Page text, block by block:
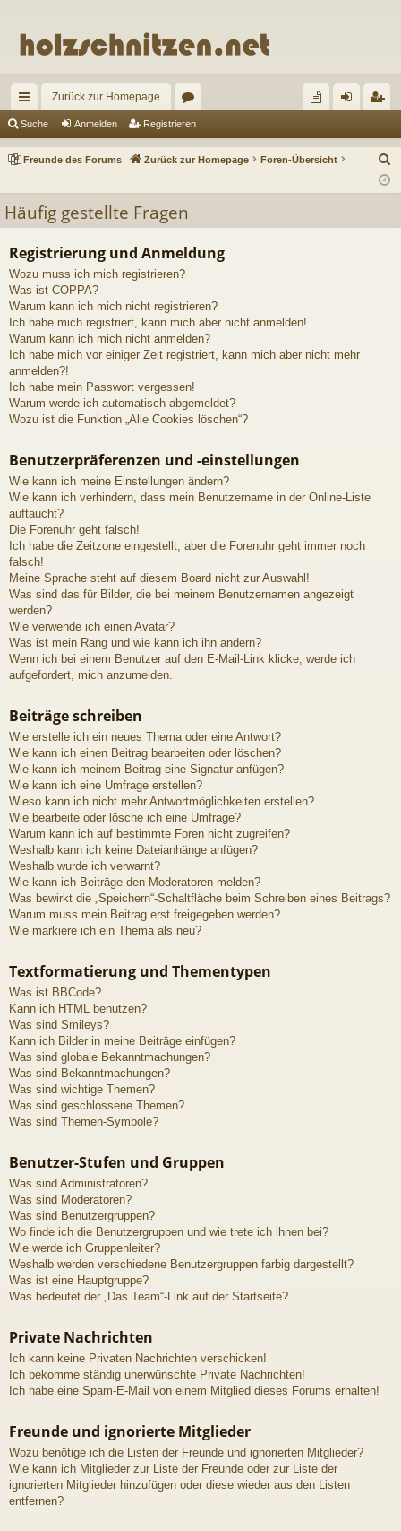
ch
ne
riff
Zurück zur Homepage
or
en un
s
m
n
ist
rie
n
Suche Anmelden Registrieren
Freunde des Forums Zurück zur Homepage Foren-Übersicht
Häufig gestellte Fragen
Registrierung und Anmeldung
Wozu muss ich mich registrieren?
Was ist COPPA?
Warum kann ich mich nicht registrieren?
Ich habe mich registriert, kann mich aber nicht anmelden!
Warum kann ich mich nicht anmelden?
Ich habe mich vor einiger Zeit registriert, kann mich aber nicht mehr
anmelden?!
Ich habe mein Passwort vergessen!
Warum werde ich automatisch abgemeldet?
Wozu ist die Funktion „Alle Cookies löschen“?
Benutzerpräferenzen und -einstellungen
Wie kann ich meine Einstellungen ändern?
Wie kann ich verhindern, dass mein Benutzername in der Online-Liste
auftaucht?
Die Forenuhr geht falsch!
Ich habe die Zeitzone eingestellt, aber die Forenuhr geht immer noch
falsch!
Meine Sprache steht auf diesem Board nicht zur Auswahl!
Was sind das für Bilder, die bei meinem Benutzernamen angezeigt
werden?
Wie verwende ich einen Avatar?
Was ist mein Rang und wie kann ich ihn ändern?
Wenn ich bei einem Benutzer auf den E-Mail-Link klicke, werde ich
aufgefordert, mich anzumelden.
Beiträge schreiben
Wie erstelle ich ein neues Thema oder eine Antwort?
Wie kann ich einen Beitrag bearbeiten oder löschen?
Wie kann ich meinem Beitrag eine Signatur anfügen?
Wie kann ich eine Umfrage erstellen?
Wieso kann ich nicht mehr Antwortmöglichkeiten erstellen?
Wie bearbeite oder lösche ich eine Umfrage?
Warum kann ich auf bestimmte Foren nicht zugreifen?
Weshalb kann ich keine Dateianhänge anfügen?
Weshalb wurde ich verwarnt?
Wie kann ich Beiträge den Moderatoren melden?
Was bewirkt die „Speichern“-Schaltfläche beim Schreiben eines Beitrags?
Warum muss mein Beitrag erst freigegeben werden?
Wie markiere ich ein Thema als neu?
Textformatierung und Thementypen
Was ist BBCode?
Kann ich HTML benutzen?
Was sind Smileys?
Kann ich Bilder in meine Beiträge einfügen?
Was sind globale Bekanntmachungen?
Was sind Bekanntmachungen?
Was sind wichtige Themen?
Was sind geschlossene Themen?
Was sind Themen-Symbole?
Benutzer-Stufen und Gruppen
Was sind Administratoren?
Was sind Moderatoren?
Was sind Benutzergruppen?
Wo finde ich die Benutzergruppen und wie trete ich ihnen bei?
Wie werde ich Gruppenleiter?
Weshalb werden verschiedene Benutzergruppen farbig dargestellt?
Was ist eine Hauptgruppe?
Was bedeutet der „Das Team“-Link auf der Startseite?
Private Nachrichten
Ich kann keine Privaten Nachrichten verschicken!
Ich bekomme ständig unerwünschte Private Nachrichten!
Ich habe eine Spam-E-Mail von einem Mitglied dieses Forums erhalten!
Freunde und ignorierte Mitglieder
Wozu benötige ich die Listen der Freunde und ignorierten Mitglieder?
Wie kann ich Mitglieder zur Liste der Freunde oder zur Liste der
ignorierten Mitglieder hinzufügen oder diese wieder aus den Listen
entfernen?